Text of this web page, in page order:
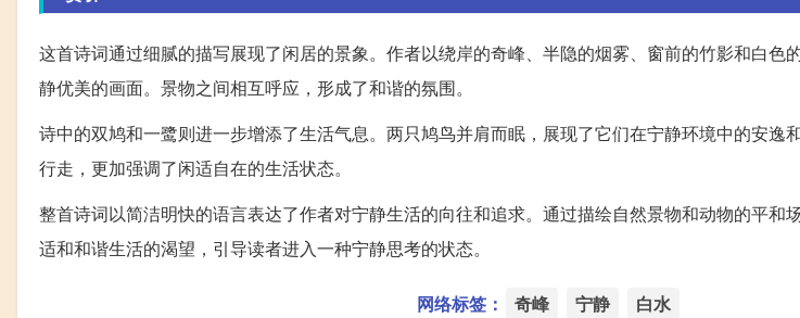
这首诗词通过细腻的描写展现了闲居的景象。作者以绕岸的奇峰、半隐的烟雾、窗前的竹影和白色
静优美的画面。景物之间相互呼应，形成了和谐的氛围。
诗中的双鸠和一鹭则进一步增添了生活气息。两只鸠鸟并肩而眠，展现了它们在宁静环境中的安逸
行走，更加强调了闲适自在的生活状态。
整首诗词以简洁明快的语言表达了作者对宁静生活的向往和追求。通过描绘自然景物和动物的平和
适和和谐生活的渴望，引导读者进入一种宁静思考的状态。
网络标签： 奇峰 宁静 白水